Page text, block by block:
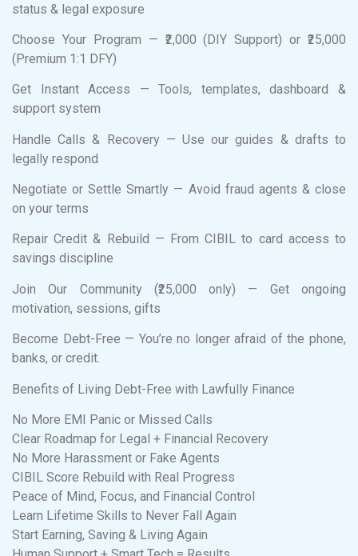
status & legal exposure
Choose Your Program — ₹2,000 (DIY Support) or ₹25,000
(Premium 1:1 DFY)
Get Instant Access — Tools, templates, dashboard &
support system
Handle Calls & Recovery — Use our guides & drafts to
legally respond
Negotiate or Settle Smartly — Avoid fraud agents & close
on your terms
Repair Credit & Rebuild — From CIBIL to card access to
savings discipline
Join Our Community (₹25,000 only) — Get ongoing
motivation, sessions, gifts
Become Debt-Free — You’re no longer afraid of the phone,
banks, or credit.
Benefits of Living Debt-Free with Lawfully Finance
No More EMI Panic or Missed Calls
Clear Roadmap for Legal + Financial Recovery
No More Harassment or Fake Agents
CIBIL Score Rebuild with Real Progress
Peace of Mind, Focus, and Financial Control
Learn Lifetime Skills to Never Fall Again
Start Earning, Saving & Living Again